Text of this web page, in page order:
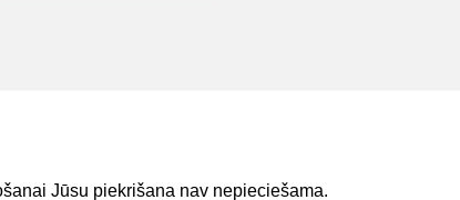
Jūsu piekrišana nav nepieciešama.